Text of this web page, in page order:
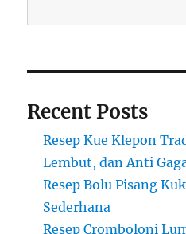
Khas
Kaya
Recent Posts
Resep Kue Klepon
Lembut, dan Anti
Resep Bolu Pisang
Sederhana
Resep Cromboloni